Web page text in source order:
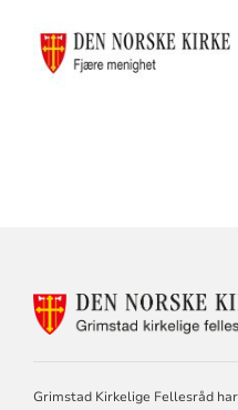
Grimstad Kirkelige Fellesråd